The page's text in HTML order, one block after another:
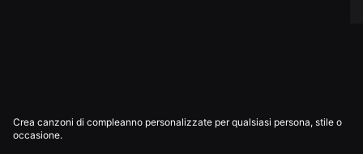
Crea canzoni di compleanno personalizzate per qualsiasi persona, stile o
occasione.